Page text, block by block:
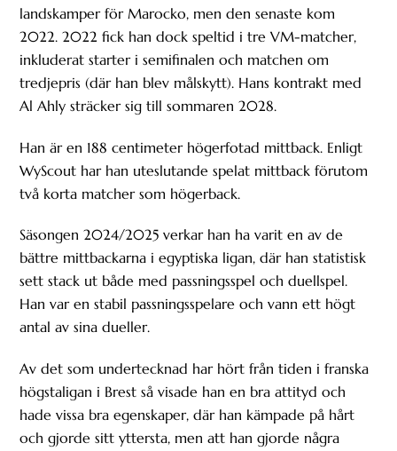
landskamper för Marocko, men den senaste kom
2022. 2022 fick han dock speltid i tre VM-matcher,
inkluderat starter i semifinalen och matchen om
tredjepris (där han blev målskytt). Hans kontrakt med
Al Ahly sträcker sig till sommaren 2028.
Han är en 188 centimeter högerfotad mittback. Enligt
WyScout har han uteslutande spelat mittback förutom
två korta matcher som högerback.
Säsongen 2024/2025 verkar han ha varit en av de
bättre mittbackarna i egyptiska ligan, där han statistisk
sett stack ut både med passningsspel och duellspel.
Han var en stabil passningsspelare och vann ett högt
antal av sina dueller.
Av det som undertecknad har hört från tiden i franska
högstaligan i Brest så visade han en bra attityd och
hade vissa bra egenskaper, där han kämpade på hårt
och gjorde sitt yttersta, men att han gjorde några